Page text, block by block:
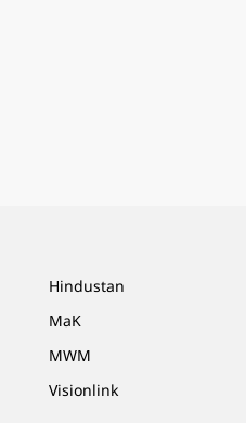
Hindustan
MaK
MWM
Visionlink